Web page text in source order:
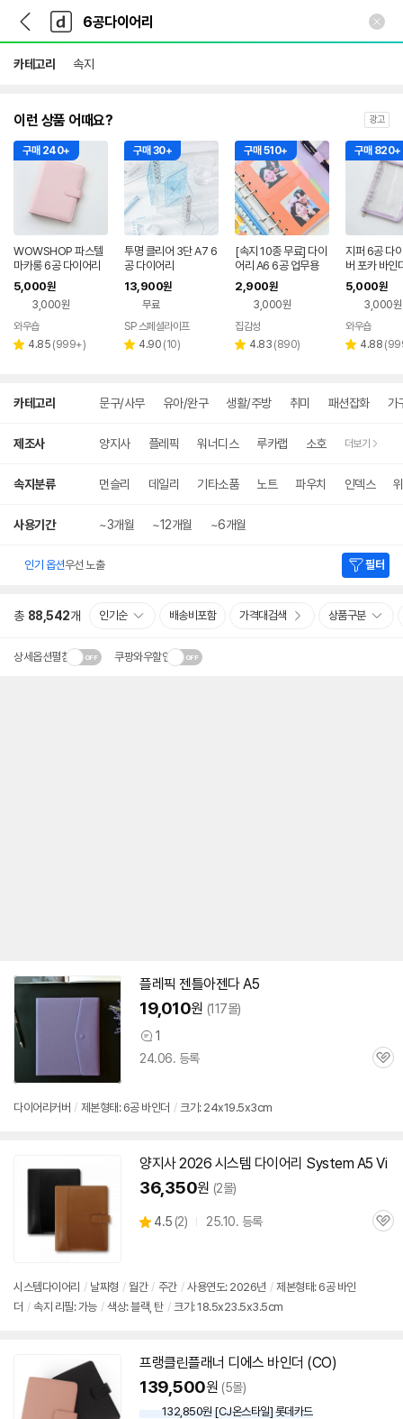
다
나
와
가
기
다
와
메
인
카테고리 속지
이런 상품 어때요? 광고
구매 240+
WOWSHOP 파스텔
마카롱 6공 다이어리
커버 포카 바인더 A5
핑크 현금 챌린지
5,000원
3,000원
페이
와우숍
별 4.85 리
(999+)
구매 30+
투명 클리어 3단 A7 6
공 다이어리
13,900원
무료
SP 스페셜라이프
별 4.90 리
(10)
구매 510+
[속지 10종 무료] 다이
어리 A6 6공 업무용
만년 포카 현금 저축 바
인더 마카롱 퍼플
2,900원
3,000원
페이
집감성
별 4.83 리
(890)
구매 820+
지퍼 6공 다
버 포카 바인
심플 칼라 퍼
금 챌린지
5,000원
3,000원
페이
와우숍
별 4.88 리
(
카테고리 문구/사무 유아/완구 생활/주방 취미 패션잡화 가
제조사 양지사 플레픽 워너디스 루카랩 소호 더보기
속지분류 먼슬리 데일리 기타소품 노트 파우치 인덱스
사용기간 ~3개월 ~12개월 ~6개월
인기 옵션우선 노출 필터
총 88,542개 인기순 배송비포함 가격대검색 상품구분
상세옵션펼침 쿠팡와우할인
플레픽 젠틀아젠다 A5
19,010원 (117몰)
상
품
1
24.06. 등록
관
다이어리커버 / 제본형태: 6공바인더 / 크기: 24x19.5x3cm
양지사 2026 시스템 다이어리 System A5 Vi
36,350원 (2몰)
별
4.5 (상
뷰
2) 25.10. 등록
관
시스템다이어리 / 날짜형 / 월간 / 주간 / 사용연도: 2026년 / 제본형태: 6공바인
더 / 속지 리필: 가능 / 색상: 블랙, 탄 / 크기: 18.5x23.5x3.5cm
프랭클린플래너 디에스 바인더 (CO)
139,500원 (5몰)
132,850원 [CJ온스타일] 롯데카드